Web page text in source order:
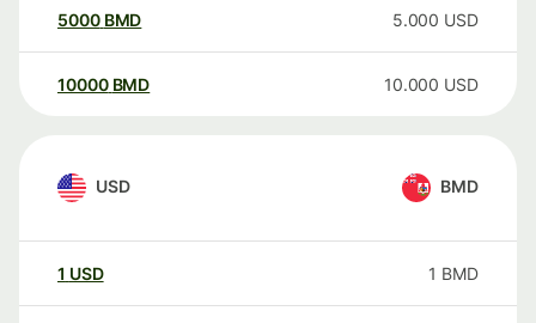
5000 BMD 5.000 USD
10000 BMD 10.000 USD
USD BMD
1 USD 1 BMD